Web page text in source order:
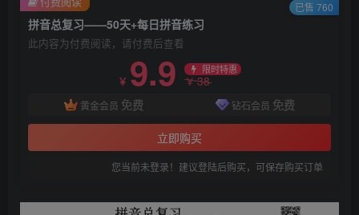
拼音总复习——50天+每日拼音练习
此内容为付费阅读，请付费后查看
￥ 9.9 限时特惠
￥38
黄金会员 免费 钻石会员 免费
立即购买
您当前未登录！建议登陆后购买，可保存购买订单
已售 760